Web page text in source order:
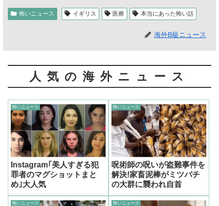
怖いニュース イギリス 医療 本当にあった怖い話
海外B級ニュース
人気の海外ニュース
怖いニュース
Instagram｢美人すぎる犯
罪者のマグショットまと
め｣大人気
怖いニュース
呪術師の呪いが盗難事件を
解決!家畜泥棒がミツバチ
の大群に襲われ自首
怖いニュース 怖いニュース